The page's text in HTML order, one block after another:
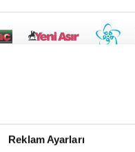
Reklam Ayarları